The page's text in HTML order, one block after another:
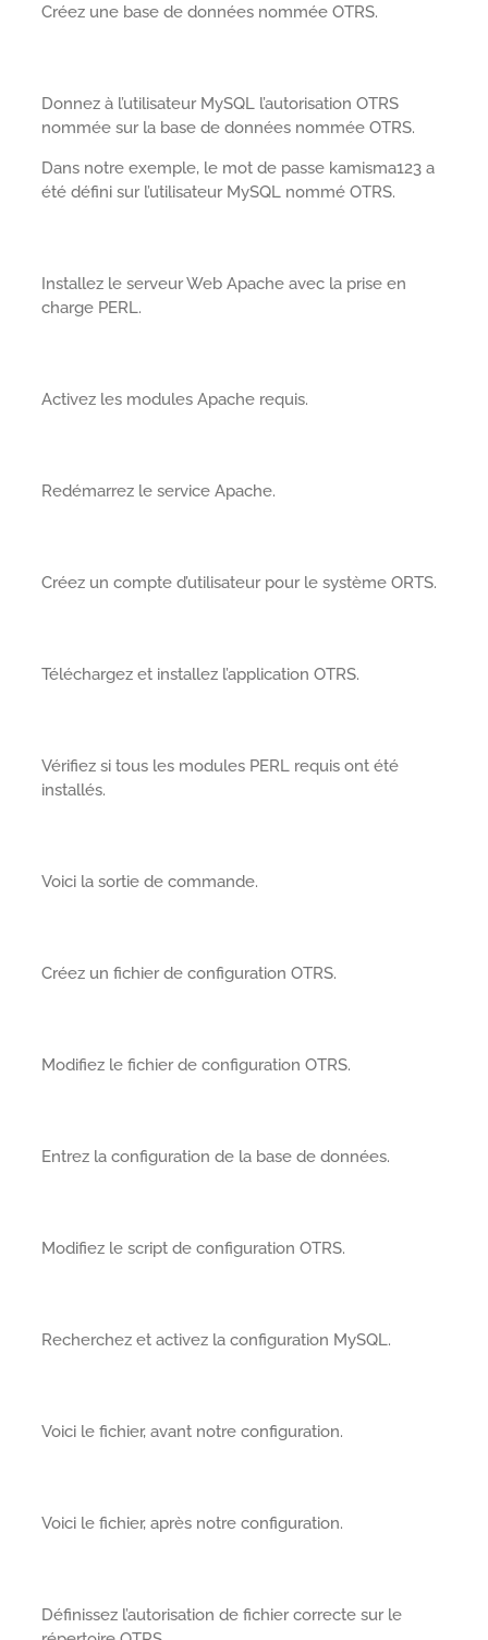
Créez une base de données nommée OTRS.
Donnez à l’utilisateur MySQL l’autorisation OTRS
nommée sur la base de données nommée OTRS.
Dans notre exemple, le mot de passe kamisma123 a
été défini sur l’utilisateur MySQL nommé OTRS.
Installez le serveur Web Apache avec la prise en
charge PERL.
Activez les modules Apache requis.
Redémarrez le service Apache.
Créez un compte d’utilisateur pour le système ORTS.
Téléchargez et installez l’application OTRS.
Vérifiez si tous les modules PERL requis ont été
installés.
Voici la sortie de commande.
Créez un fichier de configuration OTRS.
Modifiez le fichier de configuration OTRS.
Entrez la configuration de la base de données.
Modifiez le script de configuration OTRS.
Recherchez et activez la configuration MySQL.
Voici le fichier, avant notre configuration.
Voici le fichier, après notre configuration.
Définissez l’autorisation de fichier correcte sur le